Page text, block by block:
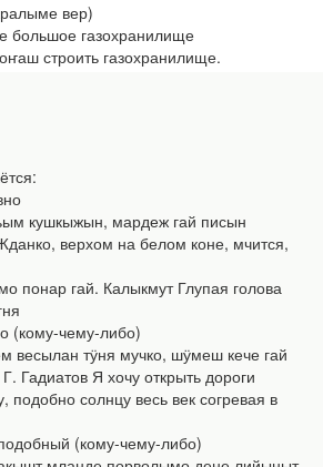
вер)
большое газохранилище
строить газохранилище.
кушкыжын, мардеж гай писын
верхом на белом коне, мчится,
понар гай. Калыкмут Глупая голова
(кому-чему-либо)
тӱня мучко, шӱмеш кече гай
Гадиатов Я хочу открыть дороги
подобно солнцу весь век согревая в
(кому-чему-либо)